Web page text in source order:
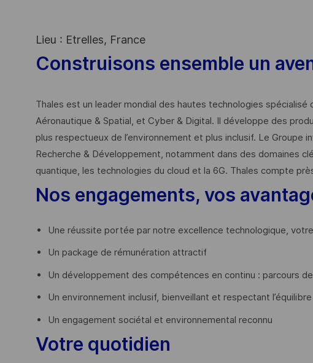
Lieu : Etrelles, France
Construisons ensemble un
Thales est un leader mondial des hautes technologies
Aéronautique & Spatial, et Cyber & Digital. Il développe des
plus respectueux de l’environnement et plus inclusif. Le Groupe
Recherche & Développement, notamment dans des domaines
quantique, les technologies du cloud et la 6G. Thales compte
Nos engagements, vos
Une réussite portée par notre excellence technologique,
Un package de rémunération attractif
Un développement des compétences en continu : parcours
Un environnement inclusif, bienveillant et respectant
Un engagement sociétal et environnemental reconnu
Votre quotidien